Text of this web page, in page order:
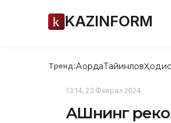
KAZINFORM
Тренд:АқордаТайинлов
13:14, 23 Феврал 2024
АҚШнинг